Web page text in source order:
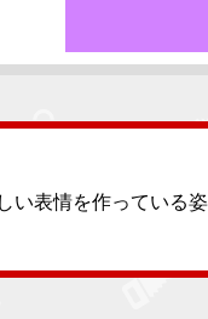
い表情を作っている